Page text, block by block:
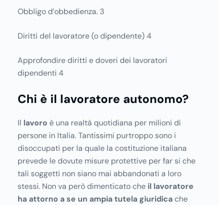
Obbligo d’obbedienza. 3
Diritti del lavoratore (o dipendente) 4
Approfondire diritti e doveri dei lavoratori
dipendenti 4
Chi è il lavoratore autonomo?
Il lavoro è una realtà quotidiana per milioni di
persone in Italia. Tantissimi purtroppo sono i
disoccupati per la quale la costituzione italiana
prevede le dovute misure protettive per far si che
tali soggetti non siano mai abbandonati a loro
stessi. Non va però dimenticato che il lavoratore
ha attorno a se un ampia tutela giuridicache